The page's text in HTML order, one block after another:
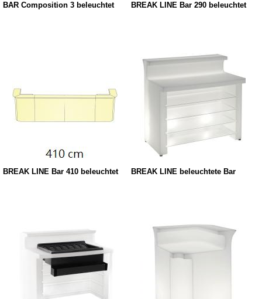
BAR Composition 3 beleuchtet BREAK LINE Bar 290 beleuchtet
BREAK LINE Bar 410 beleuchtet BREAK LINE beleuchtete Bar